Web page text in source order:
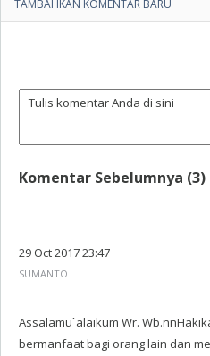
TAMBAHKAN KOMENTAR BARU
Komentar Sebelumnya (3)
29 Oct 2017 23:47
SUMANTO
Assalamu`alaikum Wr.
bermanfaat bagi orang lain dan